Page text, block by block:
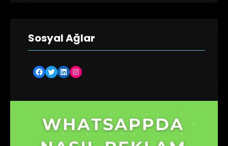
Sosyal Ağlar
Facebook Twitter LinkedIn Instagram